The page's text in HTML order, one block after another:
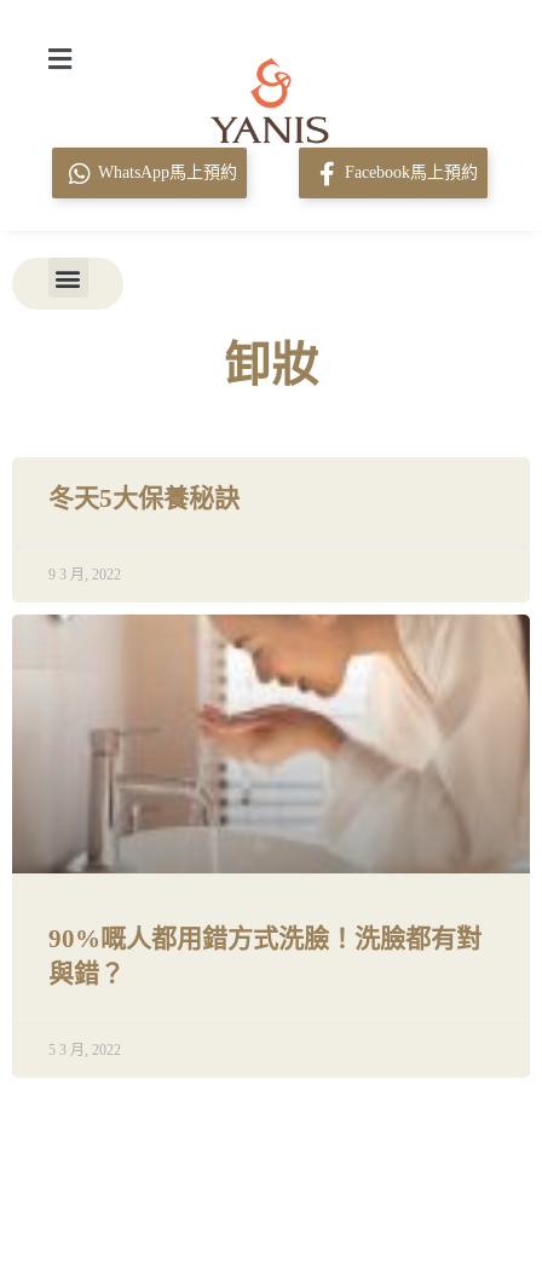
WhatsApp馬上預約 Facebook馬上預約
卸妝
冬天5大保養秘訣
9 3 月, 2022
90%嘅人都用錯方式洗臉！​洗臉都有對
與錯？
5 3 月, 2022